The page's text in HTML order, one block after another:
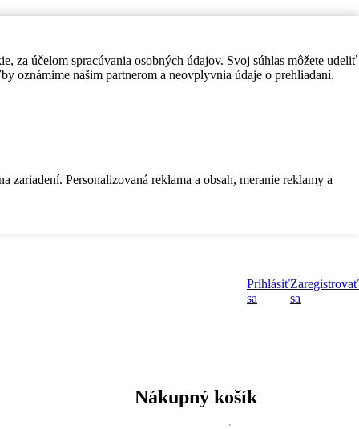
za účelom spracúvania osobných údajov. Svoj súhlas môžete udeliť
oznámime našim partnerom a neovplyvnia údaje o prehliadaní.
Personalizovaná reklama a obsah, meranie reklamy a
Prihlásiť
sa
Zaregistrovať
sa
Nákupný košík